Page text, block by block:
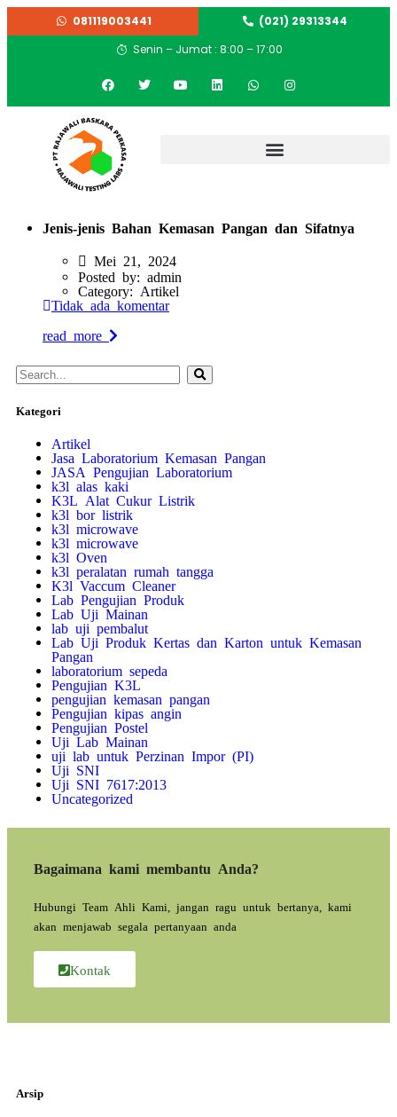
081119003441
(021) 29313344
Senin – Jumat : 8:00 – 17:00
Jenis-jenis Bahan Kemasan Pangan dan Sifatnya
Mei 21, 2024
Posted by: admin
Category:
Artikel
Tidak ada komentar
read more
Kategori
Artikel
Jasa Laboratorium Kemasan Pangan
JASA Pengujian Laboratorium
k3l alas kaki
K3L Alat Cukur Listrik
k3l bor listrik
k3l microwave
k3l microwave
k3l Oven
k3l peralatan rumah tangga
K3l Vaccum Cleaner
Lab Pengujian Produk
Lab Uji Mainan
lab uji pembalut
Lab Uji Produk Kertas dan Karton untuk Kemasan
Pangan
laboratorium sepeda
Pengujian K3L
pengujian kemasan pangan
Pengujian kipas angin
Pengujian Postel
Uji Lab Mainan
uji lab untuk Perzinan Impor (PI)
Uji SNI
Uji SNI 7617:2013
Uncategorized
Bagaimana kami membantu Anda?
Hubungi Team Ahli Kami, jangan ragu untuk bertanya, kami
akan menjawab segala pertanyaan anda
Kontak
Arsip